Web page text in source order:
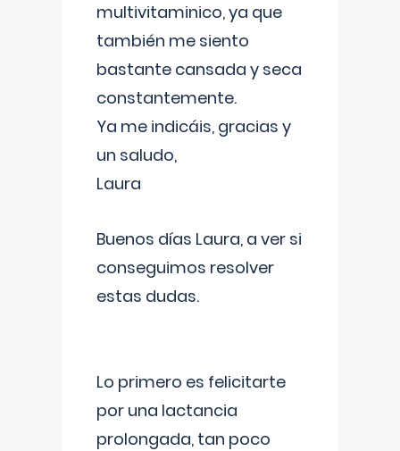
multivitaminico, ya que
también me siento
bastante cansada y seca
constantemente.
Ya me indicáis, gracias y
un saludo,
Laura
Buenos días Laura, a ver si
conseguimos resolver
estas dudas.
Lo primero es felicitarte
por una lactancia
prolongada, tan poco